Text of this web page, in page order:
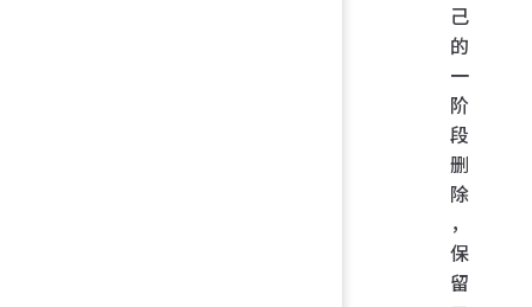
己
的
一
阶
段
删
除
，
保
留